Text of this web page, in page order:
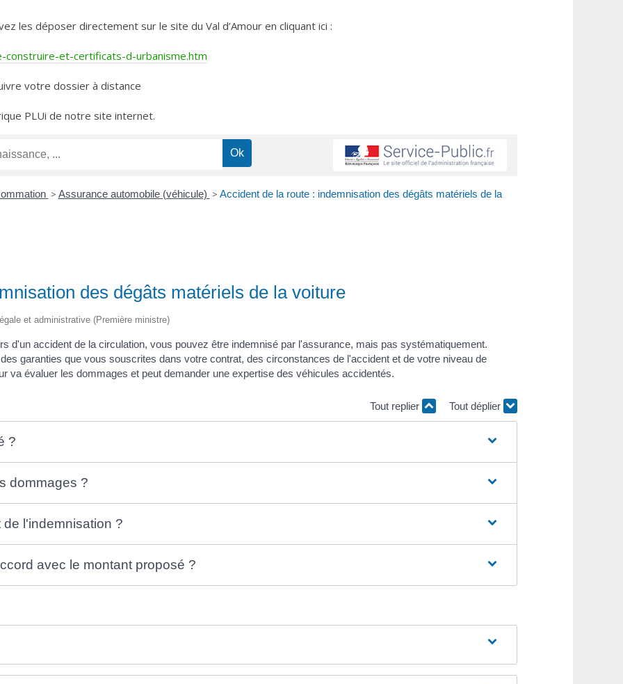
les déposer directement sur le site du Val d’Amour en cliquant ici :
et-certificats-d-urbanisme.htm
votre dossier à distance
PLUi de notre site internet.
> Assurance automobile (véhicule) > Accident de la route : indemnisation des dégâts matériels de la
des dégâts matériels de la voiture
et administrative (Première ministre)
d'un accident de la circulation, vous pouvez être indemnisé par l'assurance, mais pas systématiquement.
garanties que vous souscrites dans votre contrat, des circonstances de l'accident et de votre niveau de
va évaluer les dommages et peut demander une expertise des véhicules accidentés.
Tout replier Tout déplier
?
dommages ?
l'indemnisation ?
avec le montant proposé ?